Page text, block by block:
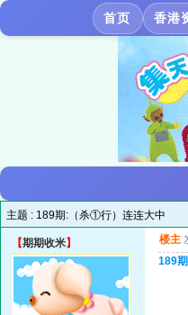
首页 香港
主题 : 189期:（杀①行）连连大中
【期期收米】 楼主
189